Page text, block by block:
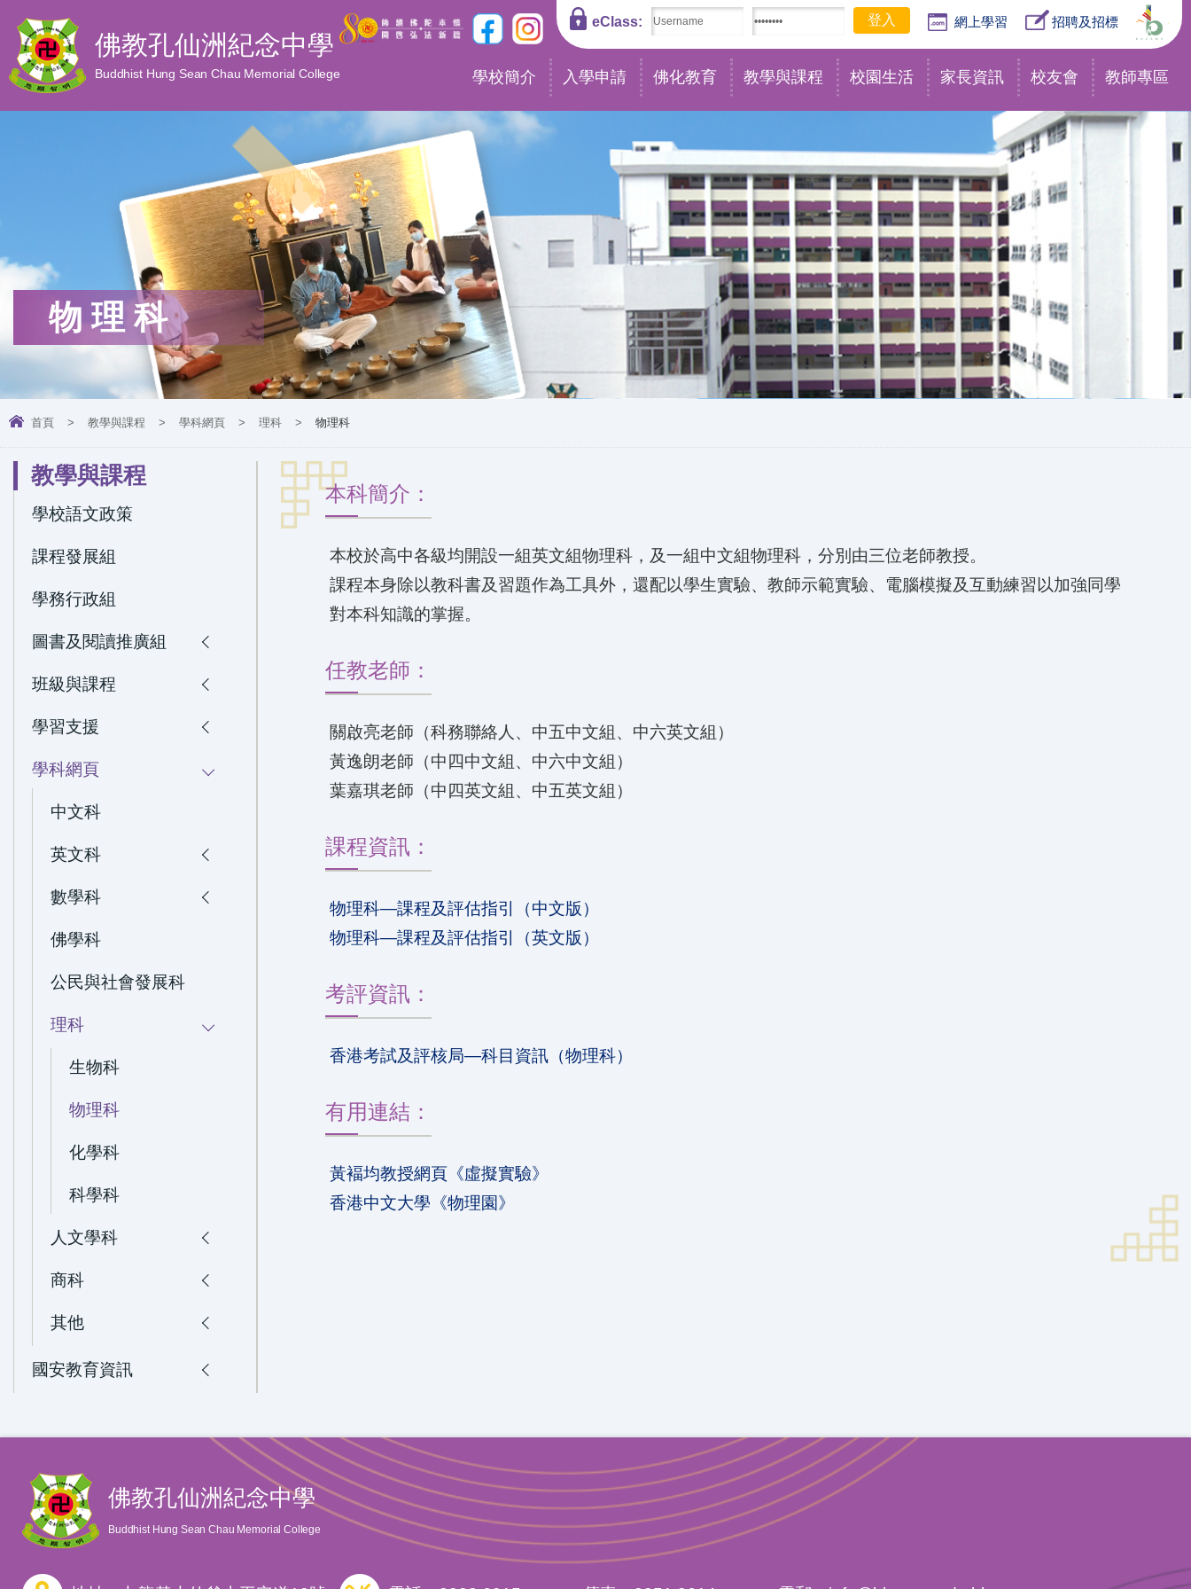
佛教孔仙洲紀念中學
Buddhist Hung Sean Chau Memorial College
eClass: 網上學習 招聘及招標
學校簡介 入學申請 佛化教育 教學與課程 校園生活 家長資訊 校友會 教師專區
物理科
首頁 > 教學與課程 > 學科網頁 > 理科 > 物理科
本科簡介：
本校於高中各級均開設一組英文組物理科，及一組中文組物理科，分別由三位老師教授。
課程本身除以教科書及習題作為工具外，還配以學生實驗、教師示範實驗、電腦模擬及互動練習以加強同學
對本科知識的掌握。
任教老師：
關啟亮老師（科務聯絡人、中五中文組、中六英文組）
黃逸朗老師（中四中文組、中六中文組）
葉嘉琪老師（中四英文組、中五英文組）
課程資訊：
物理科—課程及評估指引（中文版）
物理科—課程及評估指引（英文版）
考評資訊：
香港考試及評核局—科目資訊（物理科）
有用連結：
黃褔均教授網頁《虛擬實驗》
香港中文大學《物理園》
教學與課程
學校語文政策
課程發展組
學務行政組
圖書及閱讀推廣組
班級與課程
學習支援
學科網頁
中文科
英文科
數學科
佛學科
公民與社會發展科
理科
生物科
物理科
化學科
科學科
人文學科
商科
其他
國安教育資訊
佛教孔仙洲紀念中學
Buddhist Hung Sean Chau Memorial College